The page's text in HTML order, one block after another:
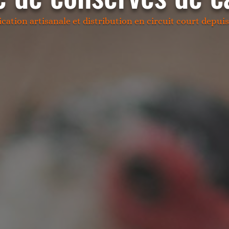
artisanale et distribution en circuit court depuis